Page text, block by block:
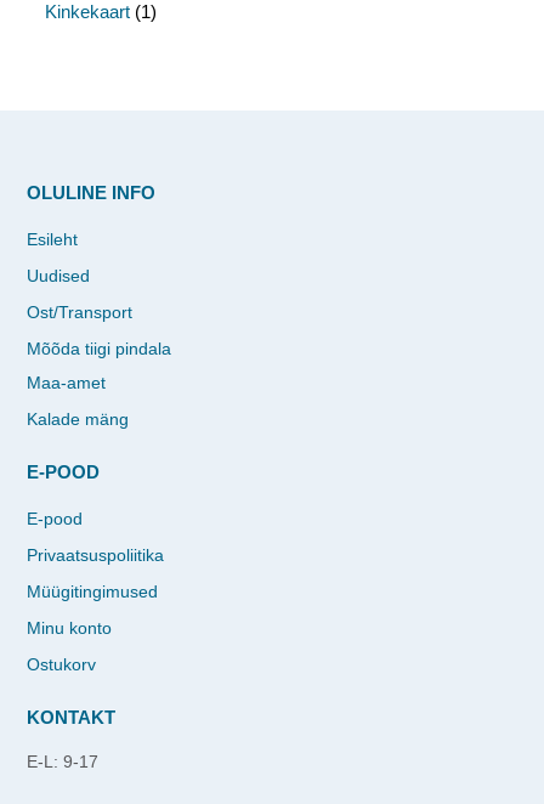
Kinkekaart (1)
OLULINE INFO
Esileht
Uudised
Ost/Transport
Mõõda tiigi pindala
Maa-amet
Kalade mäng
E-POOD
E-pood
Privaatsuspoliitika
Müügitingimused
Minu konto
Ostukorv
KONTAKT
E-L: 9-17